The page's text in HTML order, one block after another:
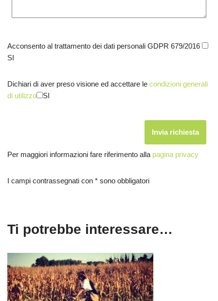
Acconsento al trattamento dei dati personali GDPR 679/2016
SI
Dichiari di aver preso visione ed accettare le condizioni generali
di utilizzo
SI
Per maggiori informazioni fare riferimento alla pagina privacy
I campi contrassegnati con * sono obbligatori
Ti potrebbe interessare…